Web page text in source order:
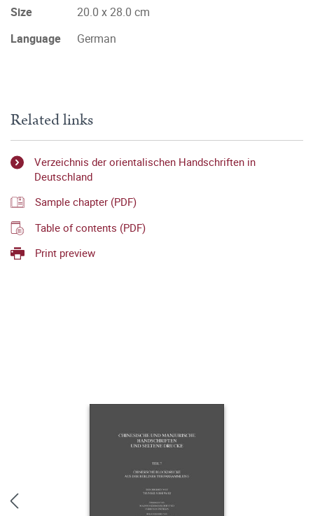
Size
20.0 x 28.0 cm
Language
German
Related links
Verzeichnis der orientalischen Handschriften in
Deutschland
Sample chapter (PDF)
Table of contents (PDF)
Print preview